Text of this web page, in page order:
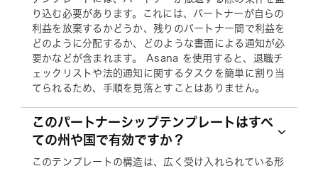
り込む必要があります。これには、パートナーが自らの
利益を放棄するかどうか、残りのパートナー間で利益を
どのように分配するか、どのような書面による通知が必
要かなどが含まれます。 Asana を使用すると、退職チ
ェックリストや法的通知に関するタスクを簡単に割り当
てられるため、手順を見落とすことはありません。
このパートナーシップテンプレートはすべ
ての州や国で有効ですか？
このテンプレートの構造は、広く受け入れられている形